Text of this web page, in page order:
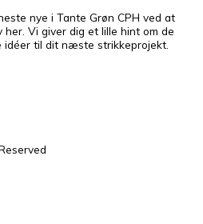
nye i Tante Grøn CPH ved at
Vi giver dig et lille hint om de
idéer til dit næste strikkeprojekt.